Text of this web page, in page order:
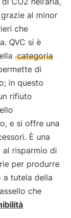
al minor
che
QVC si è
categoria
di
in questo
rifiuto
e si offre una
È una
al risparmio di
per produrre
a tutela della
che